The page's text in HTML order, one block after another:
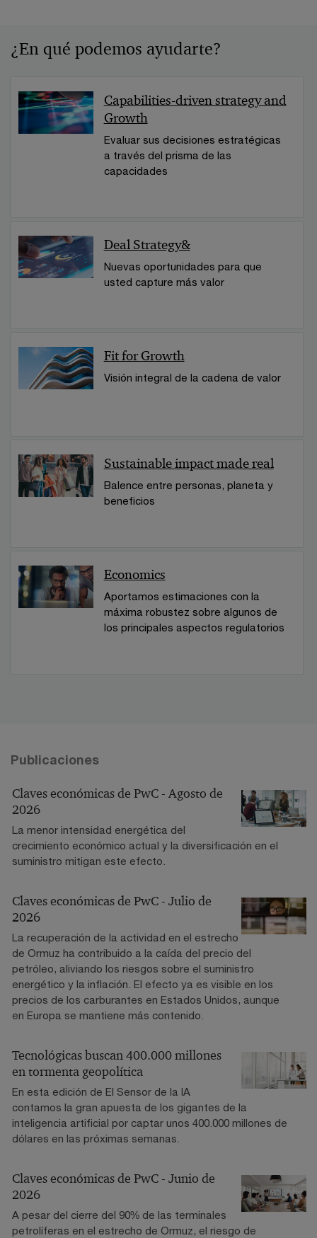
¿En qué podemos ayudarte?
Capabilities-driven strategy and
Growth
Evaluar sus decisiones estratégicas
a través del prisma de las
capacidades
Deal Strategy&
Nuevas oportunidades para que
usted capture más valor
Fit for Growth
Visión integral de la cadena de valor
Sustainable impact made real
Balence entre personas, planeta y
beneficios
Economics
Aportamos estimaciones con la
máxima robustez sobre algunos de
los principales aspectos regulatorios
Publicaciones
Claves económicas de PwC - Agosto de
2026
La menor intensidad energética del
crecimiento económico actual y la diversificación en el
suministro mitigan este efecto.
Claves económicas de PwC - Julio de
2026
La recuperación de la actividad en el estrecho
de Ormuz ha contribuido a la caída del precio del
petróleo, aliviando los riesgos sobre el suministro
energético y la inflación. El efecto ya es visible en los
precios de los carburantes en Estados Unidos, aunque
en Europa se mantiene más contenido.
Tecnológicas buscan 400.000 millones
en tormenta geopolítica
En esta edición de El Sensor de la IA
contamos la gran apuesta de los gigantes de la
inteligencia artificial por captar unos 400.000 millones de
dólares en las próximas semanas.
Claves económicas de PwC - Junio de
2026
A pesar del cierre del 90% de las terminales
petrolíferas en el estrecho de Ormuz, el riesgo de